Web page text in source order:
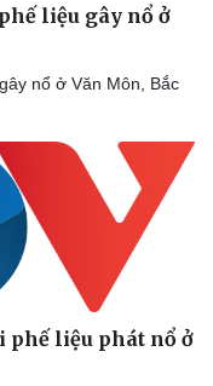
liệu gây nổ ở
nổ ở Văn Môn, Bắc
phế liệu phát nổ ở